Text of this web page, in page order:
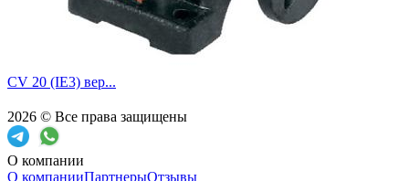
CV 20 (IE3) вер...
2026 © Все права защищены
О компании
О компанииПартнерыОтзывы